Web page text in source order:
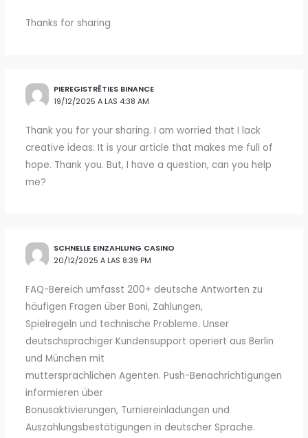
Thanks for sharing
PIEREGISTRĒTIES BINANCE
19/12/2025 A LAS 4:38 AM
Thank you for your sharing. I am worried that I lack
creative ideas. It is your article that makes me full of
hope. Thank you. But, I have a question, can you help
me?
SCHNELLE EINZAHLUNG CASINO
20/12/2025 A LAS 8:39 PM
FAQ-Bereich umfasst 200+ deutsche Antworten zu
häufigen Fragen über Boni, Zahlungen,
Spielregeln und technische Probleme. Unser
deutschsprachiger Kundensupport operiert aus Berlin
und München mit
muttersprachlichen Agenten. Push-Benachrichtigungen
informieren über
Bonusaktivierungen, Turniereinladungen und
Auszahlungsbestätigungen in deutscher Sprache.